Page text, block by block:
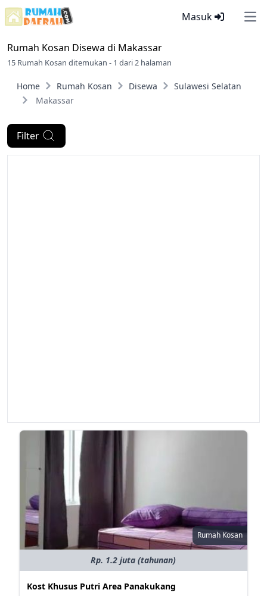
Masuk
Rumah Kosan Disewa di Makassar
15 Rumah Kosan ditemukan - 1 dari 2 halaman
Home Rumah Kosan Disewa
Sulawesi Selatan
Makassar
Filter
Rumah Kosan
Rp. 1.2 juta (tahunan)
Kost Khusus Putri Area Panakukang